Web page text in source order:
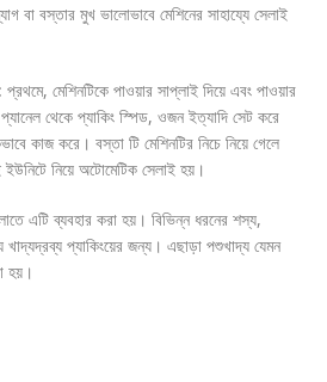
বা বস্তার মুখ ভালোভাবে মেশিনের সাহায্যে সেলাই
প্রথমে, মেশিনটিকে পাওয়ার সাপ্লাই দিয়ে এবং পাওয়ার
থেকে প্যাকিং স্পিড, ওজন ইত্যাদি সেট করে
কাজ করে। বস্তা টি মেশিনটির নিচে নিয়ে গেলে
নিয়ে অটোমেটিক সেলাই হয়।
এটি ব্যবহার করা হয়। বিভিন্ন ধরনের শস্য,
প্যাকিংয়ের জন্য। এছাড়া পশুখাদ্য যেমন
হয়।